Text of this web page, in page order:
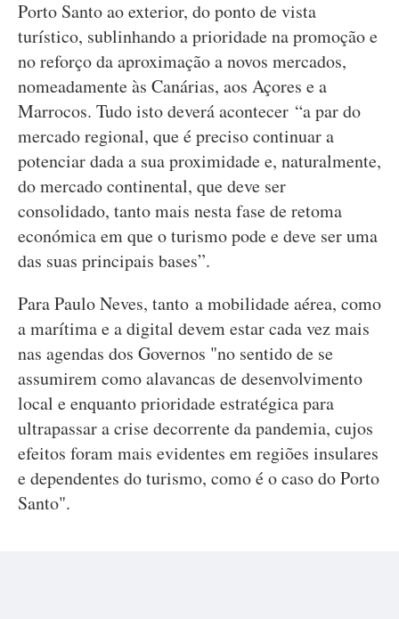
Porto Santo ao exterior, do ponto de vista
turístico, sublinhando a prioridade na promoção e
no reforço da aproximação a novos mercados,
nomeadamente às Canárias, aos Açores e a
Marrocos. Tudo isto deverá acontecer “a par do
mercado regional, que é preciso continuar a
potenciar dada a sua proximidade e, naturalmente,
do mercado continental, que deve ser
consolidado, tanto mais nesta fase de retoma
económica em que o turismo pode e deve ser uma
das suas principais bases”.
Para Paulo Neves, tanto a mobilidade aérea, como
a marítima e a digital devem estar cada vez mais
nas agendas dos Governos "no sentido de se
assumirem como alavancas de desenvolvimento
local e enquanto prioridade estratégica para
ultrapassar a crise decorrente da pandemia, cujos
efeitos foram mais evidentes em regiões insulares
e dependentes do turismo, como é o caso do Porto
Santo".